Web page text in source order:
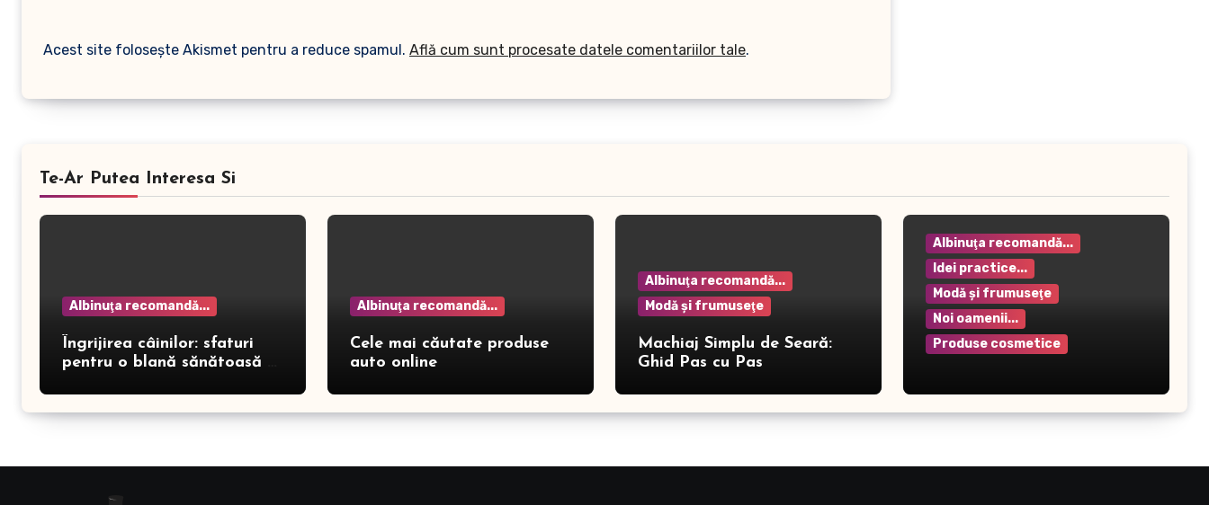
Acest site folosește Akismet pentru a reduce spamul. Află cum sunt procesate datele comentariilor tale.
Te-Ar Putea Interesa Si
Albinuţa recomandă...
Îngrijirea câinilor: sfaturi
pentru o blană sănătoasă și
Albinuţa recomandă...
Cele mai căutate produse
auto online
Albinuţa recomandă...
Modă şi frumuseţe
Machiaj Simplu de Seară:
Ghid Pas cu Pas
Albinuţa recomandă...
Idei practice...
Modă şi frumuseţe
Noi oamenii...
Produse cosmetice
– Hidratare și protecție
intensivă